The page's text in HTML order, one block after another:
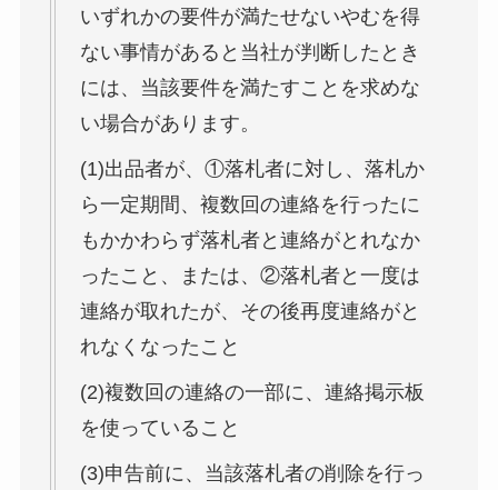
いずれかの要件が満たせないやむを得
ない事情があると当社が判断したとき
には、当該要件を満たすことを求めな
い場合があります。
(1)出品者が、①落札者に対し、落札か
ら一定期間、複数回の連絡を行ったに
もかかわらず落札者と連絡がとれなか
ったこと、または、②落札者と一度は
連絡が取れたが、その後再度連絡がと
れなくなったこと
(2)複数回の連絡の一部に、連絡掲示板
を使っていること
(3)申告前に、当該落札者の削除を行っ